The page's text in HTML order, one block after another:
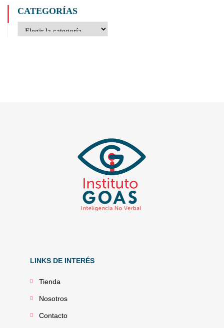
CATEGORÍAS
LINKS DE INTERÉS
Tienda
Nosotros
Contacto